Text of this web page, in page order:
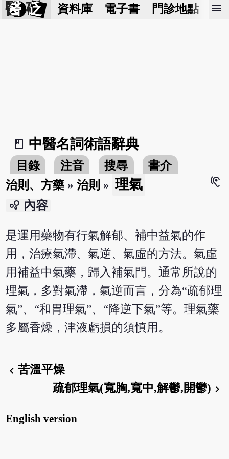
醫 砭 資料庫 電子書 門診地點 預
menu
book_2
中醫名詞術語辭典
目錄 注音 搜尋
書介
治則、方藥 »治則 » 理氣
hearing
bubble_chart 內容
是運用藥物有行氣解郁、補中益氣的作
用，治療氣滯、氣逆、氣虛的方法。氣虛
用補益中氣藥，歸入補氣門。通常所說的
理氣，多對氣滯，氣逆而言，分為“疏郁理
氣”、“和胃理氣”、“降逆下氣”等。理氣藥
多屬香燥，津液虧損的須慎用。
chevron_left苦溫平燥
疏郁理氣(寬胸,寬中,解鬱,開鬱) chevron_right
English version